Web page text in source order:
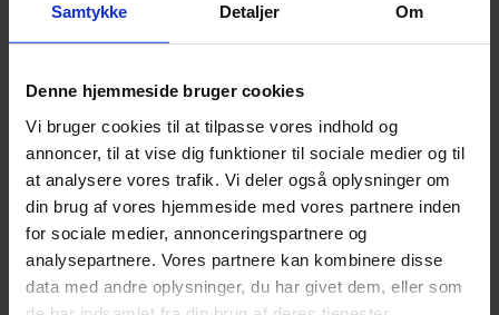
Samtykke Detaljer Om
Denne hjemmeside bruger cookies
Vi bruger cookies til at tilpasse vores indhold og
annoncer, til at vise dig funktioner til sociale medier og til
at analysere vores trafik. Vi deler også oplysninger om
din brug af vores hjemmeside med vores partnere inden
for sociale medier, annonceringspartnere og
analysepartnere. Vores partnere kan kombinere disse
data med andre oplysninger, du har givet dem, eller som
Kontakt os
Hvad kan vi hjælpe dig med?
Kontakt os og få en uforpligtende vurdering af, hvad vi
kan gøre for dig eller din virksomhed. Måske har du
allerede besluttet dig for at blive kunde i Beierholm?
Udfyld kontaktformularen, så kontakter vi dig snarest
muligt. Ønsker du direkte kontakt med din rådgiver, så